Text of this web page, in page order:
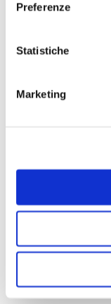
Preferenze
Statistiche
Marketing